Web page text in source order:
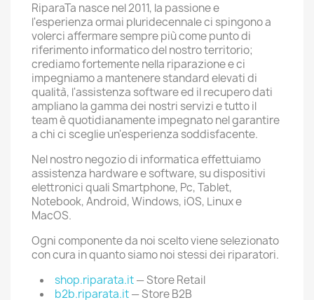
RiparaTa nasce nel 2011, la passione e
l'esperienza ormai pluridecennale ci spingono a
volerci affermare sempre più come punto di
riferimento informatico del nostro territorio;
crediamo fortemente nella riparazione e ci
impegniamo a mantenere standard elevati di
qualità, l'assistenza software ed il recupero dati
ampliano la gamma dei nostri servizi e tutto il
team è quotidianamente impegnato nel garantire
a chi ci sceglie un'esperienza soddisfacente.
Nel nostro negozio di informatica effettuiamo
assistenza hardware e software, su dispositivi
elettronici quali Smartphone, Pc, Tablet,
Notebook, Android, Windows, iOS, Linux e
MacOS.
Ogni componente da noi scelto viene selezionato
con cura in quanto siamo noi stessi dei riparatori.
shop.riparata.it— Store Retail
b2b.riparata.it— Store B2B